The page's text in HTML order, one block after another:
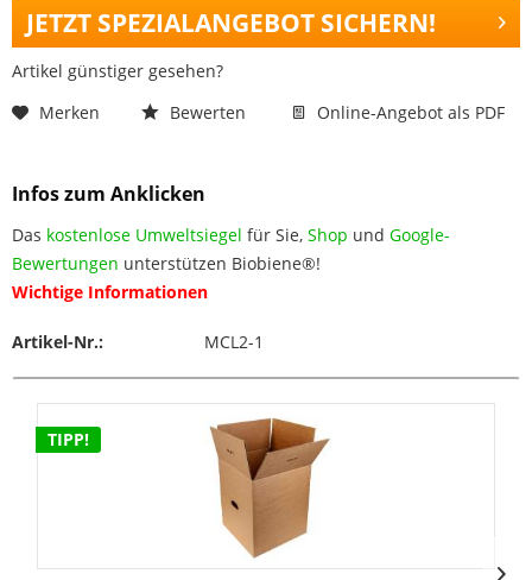
JETZT SPEZIALANGEBOT SICHERN!
Artikel günstiger gesehen?
Merken
Bewerten Online-Angebot als PDF
Infos zum Anklicken
Das kostenlose Umweltsiegel für Sie, Shop und Google-
Bewertungen unterstützen Biobiene®!
Wichtige Informationen
Artikel-Nr.: MCL2-1
TIPP!